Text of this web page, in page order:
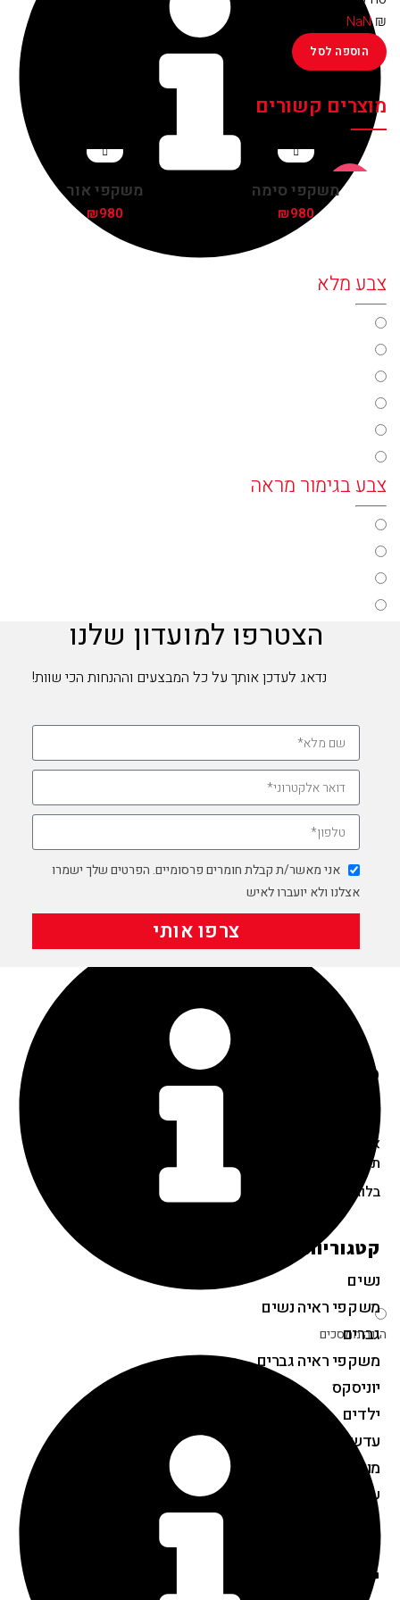
צבע מלא
color17
color31
color33
color37
color29
color35
צבע בגימור מראה
color19
color39
color47
צבע מדורג
color51
color53
color57
color59
הגנה ממסכים
₪
NaN
הוספה לסל
מוצרים קשורים
אזל
מהמלאימשקפי סימה
₪980
משקפי אור
₪980
הצטרפו למועדון שלנו
נדאג לעדכן אותך על כל המבצעים וההנחות הכי שוות!
אני מאשר/ת קבלת חומרים פרסומיים. הפרטים שלך ישמרו
אצלנו ולא יועברו לאיש
צרפו אותי
מדיניות ואחריות
מדיניות פרטיות
מדיניות החזרת מוצרים
אחריות מוצר
תנאי שימוש באתר
בלוג
קטגוריות המוצרים
נשים
משקפי ראיה נשים
גברים
משקפי ראיה גברים
יוניסקס
ילדים
עדשות מגע
מוצרים נלווים
שאלות נפוצות
מבצעים
יצירת קשר